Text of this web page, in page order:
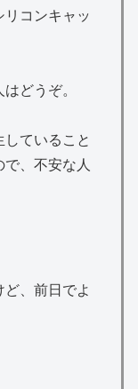
リコンキャッ
どうぞ。
ていること
、不安な人
、前日でよ